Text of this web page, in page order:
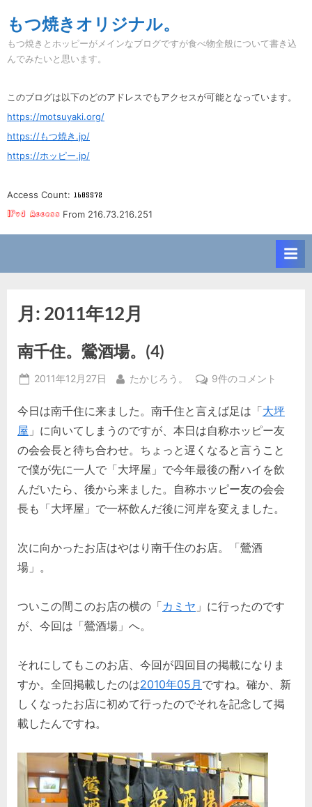
to
content
もつ焼きオリジナル。
もつ焼きとホッピーがメインなブログですが食べ物全般について書き込
んでみたいと思います。
このブログは以下のどのアドレスでもアクセスが可能となっています。
https://motsuyaki.org/
https://もつ焼き.jp/
https://ホッピー.jp/
Access Count:
From 216.73.216.251
月: 2011年12月
南千住。鶯酒場。(4)
Posted
2011年12月27日 By
たかじろう。
南
住。
鶯
場。
(4)
へ
の
9件のコメント
今日は南千住に来ました。南千住と言えば足は「大坪
屋 」に向いてしまうのですが、本日は自称ホッピー友
の会会長と待ち合わせ。ちょっと遅くなると言うこと
で僕が先に一人で「大坪屋」で今年最後の酎ハイを飲
んだいたら、後から来ました。自称ホッピー友の会会
長も「大坪屋」で一杯飲んだ後に河岸を変えました。
次に向かったお店はやはり南千住のお店。「鶯酒
場」。
ついこの間このお店の横の「カミヤ 」に行ったのです
が、今回は「鶯酒場」へ。
それにしてもこのお店、今回が四回目の掲載になりま
すか。全回掲載したのは2010年05月 ですね。確か、新
しくなったお店に初めて行ったのでそれを記念して掲
載したんですね。